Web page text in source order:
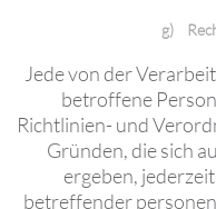
g)
Jede von der
betroffene
Richtlinien- und
Gründen, die sich
ergeben,
betreffender